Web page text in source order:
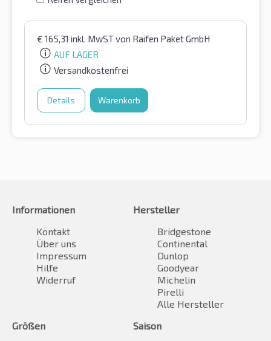
€ 165,31 inkl. MwSTvon Raifen Paket GmbH
AUF LAGER
Versandkostenfrei
Details Warenkorb
Informationen
Kontakt
Über uns
Impressum
Hilfe
Widerruf
Hersteller
Bridgestone
Continental
Dunlop
Goodyear
Michelin
Pirelli
Alle Hersteller
Größen
Saison